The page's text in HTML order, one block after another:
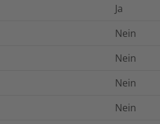
Ja
Nein
Nein
Nein
Nein